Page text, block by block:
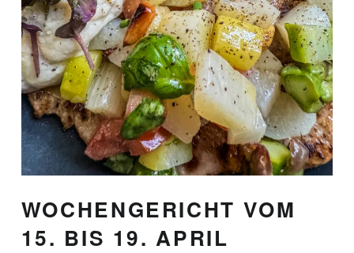
WOCHENGERICHT VOM
15. BIS 19. APRIL